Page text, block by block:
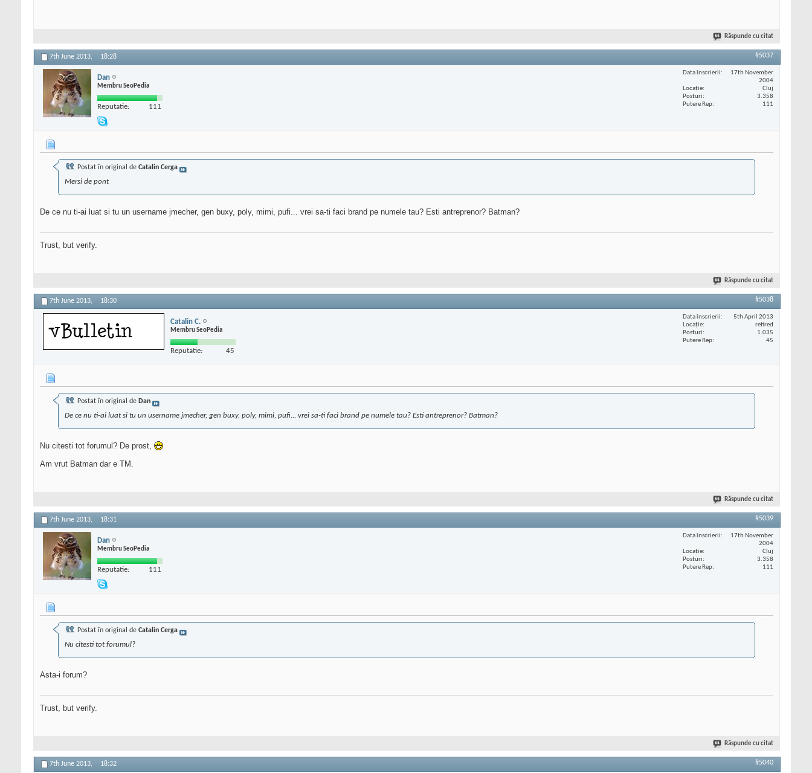
Răspunde cu citat
7th June 2013, 18:28 #5037
Dan
Membru SeoPedia
Reputatie: 111
Data înscrierii
17th November
2004
Locaţie
Cluj
Posturi
3.358
Putere Rep
111
Postat în original de Catalin Cerga
Mersi de pont
De ce nu ti-ai luat si tu un username jmecher, gen buxy, poly, mimi, pufi... vrei sa-ti faci brand pe numele tau? Esti antreprenor? Batman?
Trust, but verify.
Răspunde cu citat
7th June 2013, 18:30 #5038
Catalin C.
Membru SeoPedia
Reputatie: 45
Data înscrierii
5th April 2013
Locaţie
retired
Posturi
1.035
Putere Rep
45
Postat în original de Dan
De ce nu ti-ai luat si tu un username jmecher, gen buxy, poly, mimi, pufi... vrei sa-ti faci brand pe numele tau? Esti antreprenor? Batman?
Nu citesti tot forumul? De prost,
Am vrut Batman dar e TM.
Răspunde cu citat
7th June 2013, 18:31 #5039
Dan
Membru SeoPedia
Reputatie: 111
Data înscrierii
17th November
2004
Locaţie
Cluj
Posturi
3.358
Putere Rep
111
Postat în original de Catalin Cerga
Nu citesti tot forumul?
Asta-i forum?
Trust, but verify.
Răspunde cu citat
7th June 2013, 18:32 #5040